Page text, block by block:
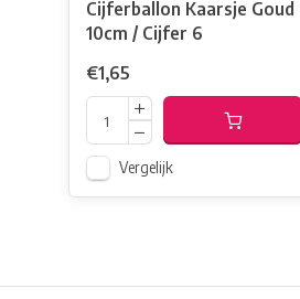
Cijferballon Kaarsje Goud
10cm / Cijfer 6
€1,65
Vergelijk